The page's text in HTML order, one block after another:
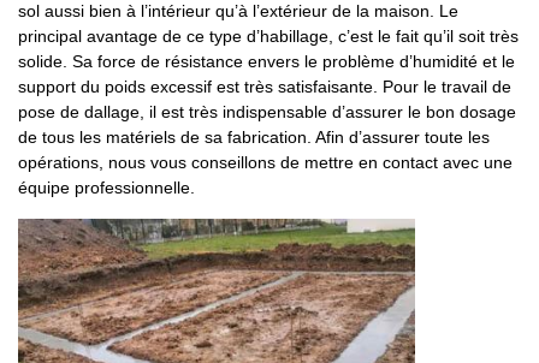
sol aussi bien à l’intérieur qu’à l’extérieur de la maison. Le
principal avantage de ce type d’habillage, c’est le fait qu’il soit très
solide. Sa force de résistance envers le problème d’humidité et le
support du poids excessif est très satisfaisante. Pour le travail de
pose de dallage, il est très indispensable d’assurer le bon dosage
de tous les matériels de sa fabrication. Afin d’assurer toute les
opérations, nous vous conseillons de mettre en contact avec une
équipe professionnelle.